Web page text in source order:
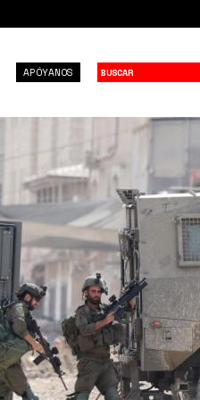
APÓYANOS